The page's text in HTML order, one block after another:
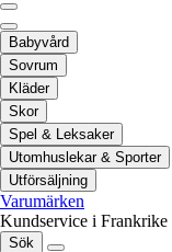
Babyvård
Sovrum
Kläder
Skor
Spel & Leksaker
Utomhuslekar & Sporter
Utförsäljning
Varumärken
Kundservice i Frankrike
Sök